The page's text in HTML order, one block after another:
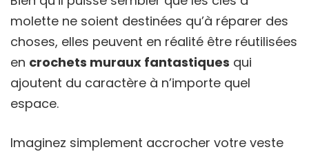
molette ne soient destinées qu’à réparer des
choses, elles peuvent en réalité être réutilisées
en crochets muraux fantastiques qui
ajoutent du caractère à n’importe quel
espace.
Imaginez simplement accrocher votre veste